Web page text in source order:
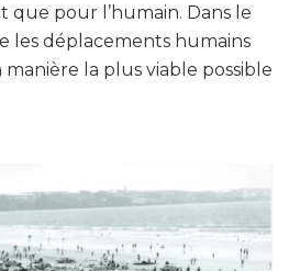
que pour l’humain. Dans le
les déplacements humains
la plus viable possible